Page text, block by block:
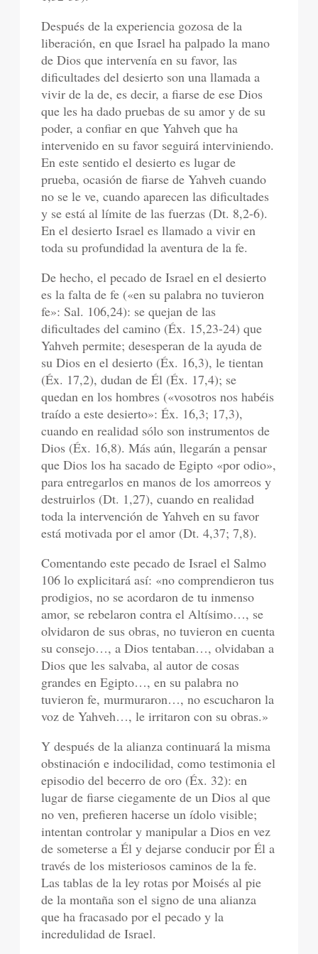
Después de la experiencia gozosa de la
liberación, en que Israel ha palpado la mano
de Dios que intervenía en su favor, las
dificultades del desierto son una llamada a
vivir de la de, es decir, a fiarse de ese Dios
que les ha dado pruebas de su amor y de su
poder, a confiar en que Yahveh que ha
intervenido en su favor seguirá interviniendo.
En este sentido el desierto es lugar de
prueba, ocasión de fiarse de Yahveh cuando
no se le ve, cuando aparecen las dificultades
y se está al límite de las fuerzas (Dt. 8,2-6).
En el desierto Israel es llamado a vivir en
toda su profundidad la aventura de la fe.
De hecho, el pecado de Israel en el desierto
es la falta de fe («en su palabra no tuvieron
fe»: Sal. 106,24): se quejan de las
dificultades del camino (Éx. 15,23-24) que
Yahveh permite; desesperan de la ayuda de
su Dios en el desierto (Éx. 16,3), le tientan
(Éx. 17,2), dudan de Él (Éx. 17,4); se
quedan en los hombres («vosotros nos habéis
traído a este desierto»: Éx. 16,3; 17,3),
cuando en realidad sólo son instrumentos de
Dios (Éx. 16,8). Más aún, llegarán a pensar
que Dios los ha sacado de Egipto «por odio»,
para entregarlos en manos de los amorreos y
destruirlos (Dt. 1,27), cuando en realidad
toda la intervención de Yahveh en su favor
está motivada por el amor (Dt. 4,37; 7,8).
Comentando este pecado de Israel el Salmo
106 lo explicitará así: «no comprendieron tus
prodigios, no se acordaron de tu inmenso
amor, se rebelaron contra el Altísimo…, se
olvidaron de sus obras, no tuvieron en cuenta
su consejo…, a Dios tentaban…, olvidaban a
Dios que les salvaba, al autor de cosas
grandes en Egipto…, en su palabra no
tuvieron fe, murmuraron…, no escucharon la
voz de Yahveh…, le irritaron con su obras.»
Y después de la alianza continuará la misma
obstinación e indocilidad, como testimonia el
episodio del becerro de oro (Éx. 32): en
lugar de fiarse ciegamente de un Dios al que
no ven, prefieren hacerse un ídolo visible;
intentan controlar y manipular a Dios en vez
de someterse a Él y dejarse conducir por Él a
través de los misteriosos caminos de la fe.
Las tablas de la ley rotas por Moisés al pie
de la montaña son el signo de una alianza
que ha fracasado por el pecado y la
incredulidad de Israel.